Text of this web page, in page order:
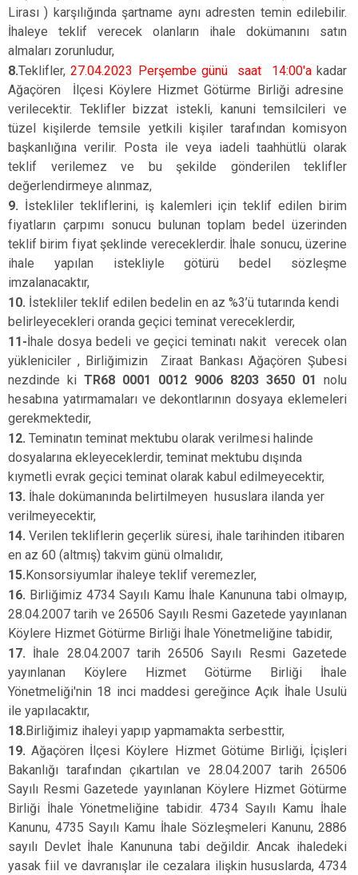
Lirası ) karşılığında şartname aynı adresten temin edilebilir.
İhaleye teklif verecek olanların ihale dokümanını satın
almaları zorunludur,
8.Teklifler,27.04.2023 Perşembe günü saat 14:00'akadar
Ağaçören İlçesi Köylere Hizmet Götürme Birliği adresine
verilecektir. Teklifler bizzat istekli, kanuni temsilcileri ve
tüzel kişilerde temsile yetkili kişiler tarafından komisyon
başkanlığına verilir. Posta ile veya iadeli taahhütlü olarak
teklif verilemez ve bu şekilde gönderilen teklifler
değerlendirmeye alınmaz,
9. İstekliler tekliflerini, iş kalemleri için teklif edilen birim
fiyatların çarpımı sonucu bulunan toplam bedel üzerinden
teklif birim fiyat şeklinde vereceklerdir. İhale sonucu, üzerine
ihale yapılan istekliyle götürü bedel sözleşme
imzalanacaktır,
10. İstekliler teklif edilen bedelin en az %3’ü tutarında kendi
belirleyecekleri oranda geçici teminat vereceklerdir,
11-İhale dosya bedeli ve geçici teminatı nakit verecek olan
yükleniciler , Birliğimizin Ziraat Bankası Ağaçören Şubesi
nezdinde ki TR68 0001 0012 9006 8203 3650 01 nolu
hesabına yatırmamaları ve dekontlarının dosyaya eklemeleri
gerekmektedir,
12. Teminatın teminat mektubu olarak verilmesi halinde
dosyalarına ekleyeceklerdir, teminat mektubu dışında
kıymetli evrak geçici teminat olarak kabul edilmeyecektir,
13. İhale dokümanında belirtilmeyen hususlara ilanda yer
verilmeyecektir,
14. Verilen tekliflerin geçerlik süresi, ihale tarihinden itibaren
en az 60 (altmış) takvim günü olmalıdır,
15.Konsorsiyumlar ihaleye teklif veremezler,
16. Birliğimiz 4734 Sayılı Kamu İhale Kanununa tabi olmayıp,
28.04.2007 tarih ve 26506 Sayılı Resmi Gazetede yayınlanan
Köylere Hizmet Götürme Birliği İhale Yönetmeliğine tabidir,
17. İhale 28.04.2007 tarih 26506 Sayılı Resmi Gazetede
yayınlanan Köylere Hizmet Götürme Birliği İhale
Yönetmeliği'nin 18 inci maddesi gereğince Açık İhale Usulü
ile yapılacaktır,
18.Birliğimiz ihaleyi yapıp yapmamakta serbesttir,
19. Ağaçören İlçesi Köylere Hizmet Götüme Birliği, İçişleri
Bakanlığı tarafından çıkartılan ve 28.04.2007 tarih 26506
Sayılı Resmi Gazetede yayınlanan Köylere Hizmet Götürme
Birliği İhale Yönetmeliğine tabidir. 4734 Sayılı Kamu İhale
Kanunu, 4735 Sayılı Kamu İhale Sözleşmeleri Kanunu, 2886
sayılı Devlet İhale Kanununa tabi değildir. Ancak ihaledeki
yasak fiil ve davranışlar ile cezalara ilişkin hususlarda, 4734